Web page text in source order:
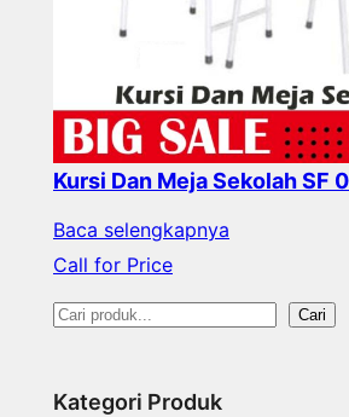
Kursi Dan Meja Sekolah SF
Baca selengkapnya
Call for Price
S
a
Cari
Kategori Produk